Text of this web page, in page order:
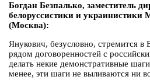
Богдан Безпалько, заместитель
белоруссистики и
(Москва):
Янукович, безусловно, стремится в
рядом договоренностей с
делать некие демонстративные
менее, эти шаги не выливаются ни